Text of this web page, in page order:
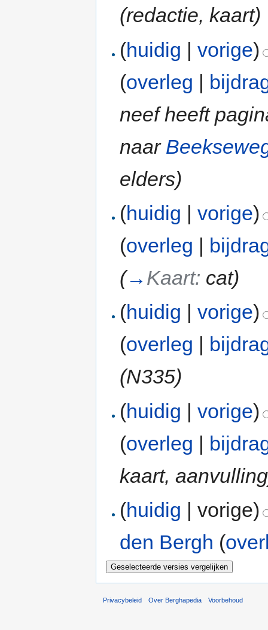
(redactie, kaart)
(huidig |vorige)
(overleg |
neef heeft
naar
elders)
(huidig |vorige)
(overleg |
(→ Kaart: cat)
(huidig |vorige)
(overleg
(N335)
(huidig |vorige)
(overleg |
kaart,
(huidig | vorige)
den Bergh (
Privacybeleid Over Berghapedia Voorbehoud